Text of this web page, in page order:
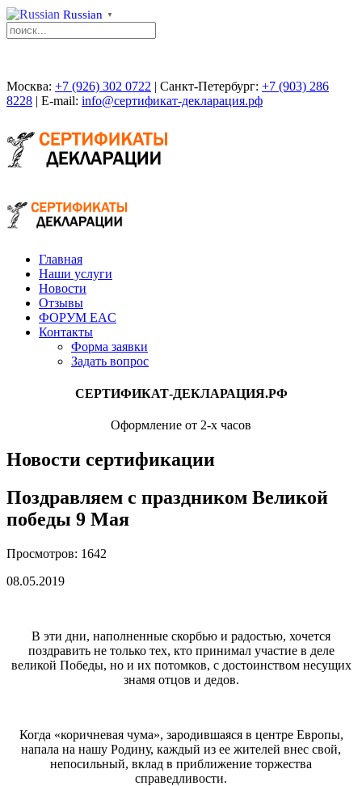
Russian ▼
Москва: +7 (926) 302 0722 | Санкт-Петербург: +7 (903) 286
8228 | E-mail: info@сертификат-декларация.рф
Главная
Наши услуги
Новости
Отзывы
ФОРУМ EAC
Контакты
Форма заявки
Задать вопрос
СЕРТИФИКАТ-ДЕКЛАРАЦИЯ.РФ
Оформление от 2-х часов
Новости сертификации
Поздравляем с праздником Великой
победы 9 Мая
Просмотров: 1642
08.05.2019
В эти дни, наполненные скорбью и радостью, хочется
поздравить не только тех, кто принимал участие в деле
великой Победы, но и их потомков, с достоинством несущих
знамя отцов и дедов.
Когда «коричневая чума», зародившаяся в центре Европы,
напала на нашу Родину, каждый из ее жителей внес свой,
непосильный, вклад в приближение торжества
справедливости.